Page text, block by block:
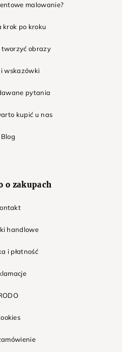
malowanie?
krok po kroku
tworzyć obrazy
i wskazówki
pytania
kupić u nas
Blog
o zakupach
handlowe
i płatność